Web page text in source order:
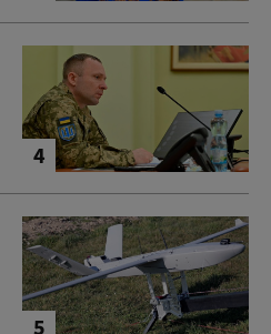
4
5